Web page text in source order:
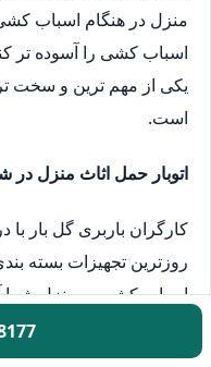
منزل در هنگام اسباب کشی
اسباب کشی را آسوده تر
یکی از مهم ترین و سخت
است.
اتوبار حمل اثاث منزل در
کارگران باربری گل بار با
روزترین تجهیزات بسته
اسباب کشی به منزل شما
می کنند. بعد از بسته بندی
شما می توانید مطمئن